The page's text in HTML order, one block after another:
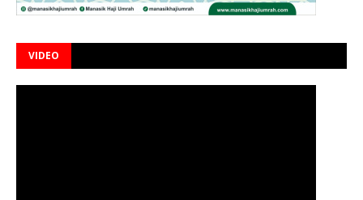
VIDEO